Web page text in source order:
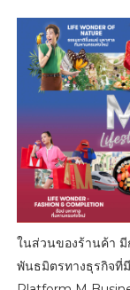
ในส่วนของร้านค้า
พันธมิตรทางธุรกิจที่